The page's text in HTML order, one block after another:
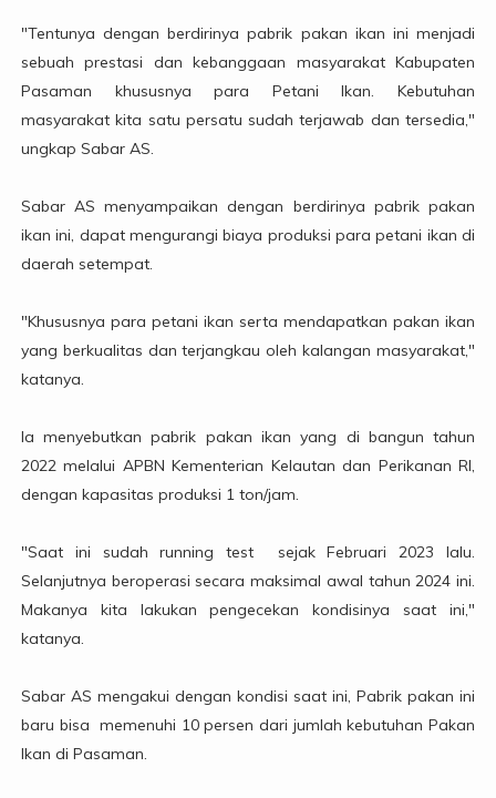
"Tentunya dengan berdirinya pabrik pakan ikan ini menjadi
sebuah prestasi dan kebanggaan masyarakat Kabupaten
Pasaman khususnya para Petani Ikan. Kebutuhan
masyarakat kita satu persatu sudah terjawab dan tersedia,"
ungkap Sabar AS.
Sabar AS menyampaikan dengan berdirinya pabrik pakan
ikan ini, dapat mengurangi biaya produksi para petani ikan di
daerah setempat.
"Khususnya para petani ikan serta mendapatkan pakan ikan
yang berkualitas dan terjangkau oleh kalangan masyarakat,"
katanya.
Ia menyebutkan pabrik pakan ikan yang di bangun tahun
2022 melalui APBN Kementerian Kelautan dan Perikanan RI,
dengan kapasitas produksi 1 ton/jam.
"Saat ini sudah running test sejak Februari 2023 lalu.
Selanjutnya beroperasi secara maksimal awal tahun 2024 ini.
Makanya kita lakukan pengecekan kondisinya saat ini,"
katanya.
Sabar AS mengakui dengan kondisi saat ini, Pabrik pakan ini
baru bisa memenuhi 10 persen dari jumlah kebutuhan Pakan
Ikan di Pasaman.